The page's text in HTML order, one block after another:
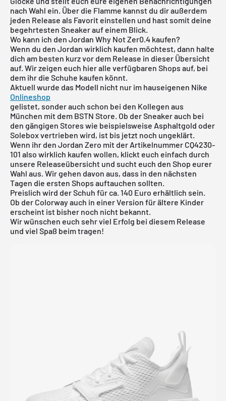
nach Wahl ein. Über die Flamme kannst du dir außerdem
jeden Release als Favorit einstellen und hast somit deine
begehrtesten Sneaker auf einem Blick.
Wo kann ich den Jordan Why Not Zer0.4 kaufen?
Wenn du den Jordan wirklich kaufen möchtest, dann halte
dich am besten kurz vor dem Release in dieser Übersicht
auf. Wir zeigen euch hier alle verfügbaren Shops auf, bei
dem ihr die Schuhe kaufen könnt.
Aktuell wurde das Modell nicht nur im hauseigenen Nike
Onlineshop
gelistet, sonder auch schon bei den Kollegen aus
München mit dem BSTN Store. Ob der Sneaker auch bei
den gängigen Stores wie beispielsweise Asphaltgold oder
Solebox vertrieben wird, ist bis jetzt noch ungeklärt.
Wenn ihr den Jordan Zero mit der Artikelnummer CQ4230-
101 also wirklich kaufen wollen, klickt euch einfach durch
unsere Releaseübersicht und sucht euch den Shop eurer
Wahl aus. Wir gehen davon aus, dass in den nächsten
Tagen die ersten Shops auftauchen sollten.
Preislich wird der Schuh für ca. 140 Euro erhältlich sein.
Ob der Colorway auch in einer Version für ältere Kinder
erscheint ist bisher noch nicht bekannt.
Wir wünschen euch sehr viel Erfolg bei diesem Release
und viel Spaß beim tragen!